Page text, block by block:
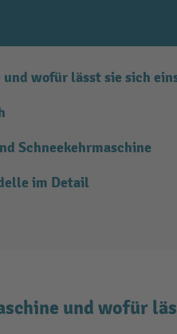
wofür lässt sie sich
Schneekehrmaschine
im Detail
und wofür